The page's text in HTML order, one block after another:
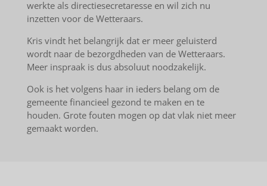
werkte als directiesecretaresse en wil zich nu
inzetten voor de Wetteraars.
Kris vindt het belangrijk dat er meer geluisterd
wordt naar de bezorgdheden van de Wetteraars.
Meer inspraak is dus absoluut noodzakelijk.
Ook is het volgens haar in ieders belang om de
gemeente financieel gezond te maken en te
houden. Grote fouten mogen op dat vlak niet meer
gemaakt worden.